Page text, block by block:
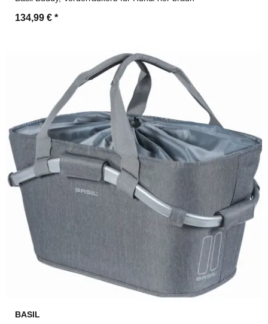
134,99 € *
BASIL